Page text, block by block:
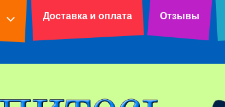
Доставка и оплата Отзывы